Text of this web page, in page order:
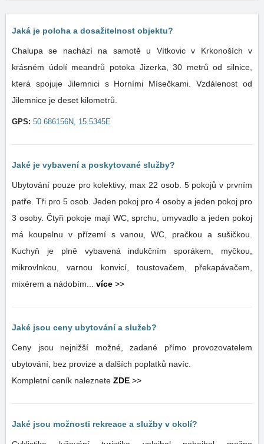
Jaká je poloha a dosažitelnost objektu?
Chalupa se nachází na samotě u Vítkovic v Krkonoších v
krásném údolí meandrů potoka Jizerka, 30 metrů od silnice,
která spojuje Jilemnici s Horními Mísečkami. Vzdálenost od
Jilemnice je deset kilometrů.
GPS: 50.686156N, 15.5345E
Jaké je vybavení a poskytované služby?
Ubytování pouze pro kolektivy, max 22 osob. 5 pokojů v prvním
patře. Tři pro 5 osob. Jeden pokoj pro 4 osoby a jeden pokoj pro
3 osoby. Čtyři pokoje mají WC, sprchu, umyvadlo a jeden pokoj
má koupelnu v přízemí s vanou, WC, pračkou a sušičkou.
Kuchyň je plně vybavená indukčním sporákem, myčkou,
mikrovlnkou, varnou konvicí, toustovačem, překapávačem,
mixérem a nádobím... více >>
Jaké jsou ceny ubytování a služeb?
Ceny jsou nejnižší možné, zadané přímo provozovatelem
ubytování, bez provize a dalších poplatků navíc.
Kompletní ceník naleznete ZDE >>
Jaké jsou možnosti rekreace a služby v okolí?